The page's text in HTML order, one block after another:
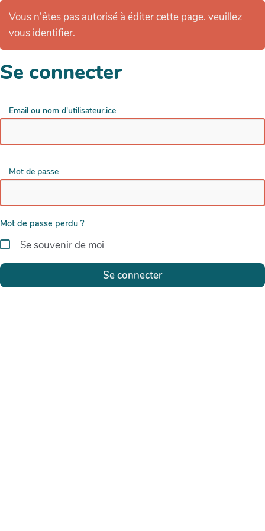
Vous n'êtes pas autorisé à éditer cette page. veuillez
vous identifier.
Se connecter
Email ou nom d'utilisateur.ice
Mot de passe
Mot de passe perdu ?
Se souvenir de moi
Se connecter